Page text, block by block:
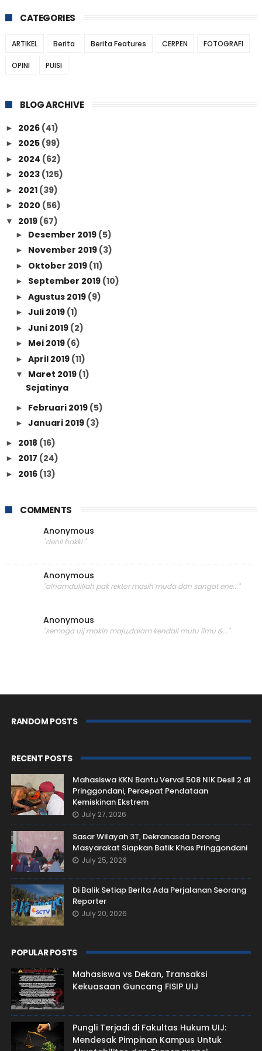
CATEGORIES
ARTIKEL Berita Berita Features CERPEN FOTOGRAFI
OPINI PUISI
BLOG ARCHIVE
► 2026 (41)
► 2025 (99)
► 2024 (62)
► 2023 (125)
► 2021 (39)
► 2020 (56)
▼ 2019 (67)
► Desember 2019 (5)
► November 2019 (3)
► Oktober 2019 (11)
► September 2019 (10)
► Agustus 2019 (9)
► Juli 2019 (1)
► Juni 2019 (2)
► Mei 2019 (6)
► April 2019 (11)
▼ Maret 2019 (1)
Sejatinya
► Februari 2019 (5)
► Januari 2019 (3)
► 2018 (16)
► 2017 (24)
► 2016 (13)
COMMENTS
Anonymous
"denil hakki "
Anonymous
"alhamdulillah pak rektor masih muda dan sangat ene..."
Anonymous
"semoga uij makin maju,dalam kendali mutu ilmu &..."
RANDOM POSTS
RECENT POSTS
Mahasiswa KKN Bantu Verval 508 NIK Desil 2 di
Pringgondani, Percepat Pendataan
Kemiskinan Ekstrem
July 27, 2026
Sasar Wilayah 3T, Dekranasda Dorong
Masyarakat Siapkan Batik Khas Pringgondani
July 25, 2026
Di Balik Setiap Berita Ada Perjalanan Seorang
Reporter
July 20, 2026
POPULAR POSTS
Mahasiswa vs Dekan, Transaksi
Kekuasaan Guncang FISIP UIJ
Pungli Terjadi di Fakultas Hukum UIJ:
Mendesak Pimpinan Kampus Untuk